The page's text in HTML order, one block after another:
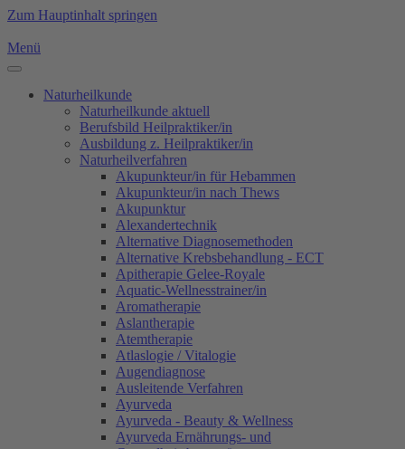
Zum Hauptinhalt springen
Menü
Naturheilkunde
Naturheilkunde aktuell
Berufsbild Heilpraktiker/in
Ausbildung z. Heilpraktiker/in
Naturheilverfahren
Akupunkteur/in für Hebammen
Akupunkteur/in nach Thews
Akupunktur
Alexandertechnik
Alternative Diagnosemethoden
Alternative Krebsbehandlung - ECT
Apitherapie Gelee-Royale
Aquatic-Wellnesstrainer/in
Aromatherapie
Aslantherapie
Atemtherapie
Atlaslogie / Vitalogie
Augendiagnose
Ausleitende Verfahren
Ayurveda
Ayurveda - Beauty & Wellness
Ayurveda Ernährungs- und